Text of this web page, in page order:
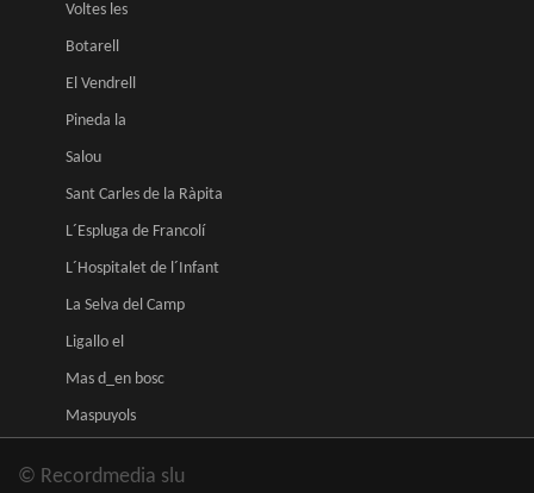
Voltes les
Botarell
El Vendrell
Pineda la
Salou
Sant Carles de la Ràpita
L´Espluga de Francolí
L´Hospitalet de l´Infant
La Selva del Camp
Ligallo el
Mas d_en bosc
Maspuyols
© Recordmedia slu